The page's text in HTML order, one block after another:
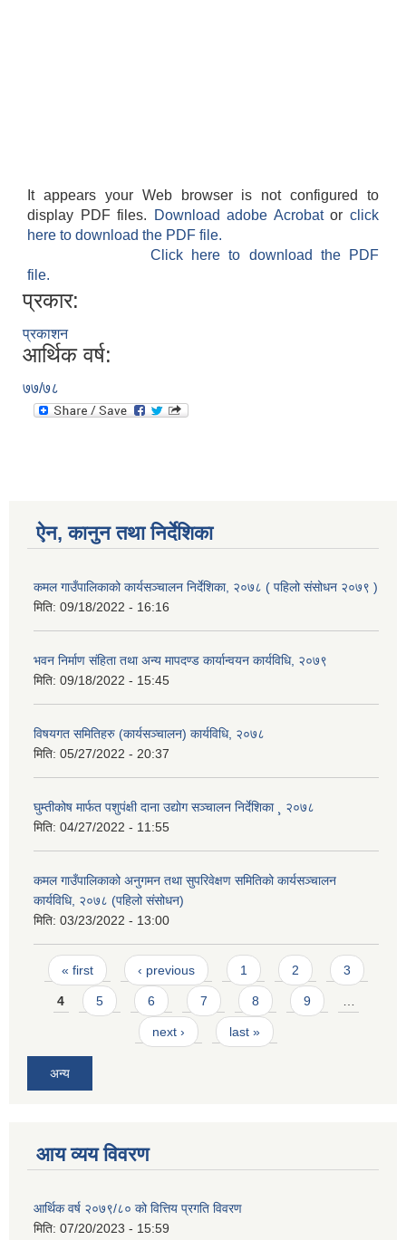
It appears your Web browser is not configured to
display PDF files.
Download adobe Acrobatorclick
here to download the PDF file.
Click here to download the PDF
file.
प्रकार:
प्रकाशन
आर्थिक वर्ष:
७७/७८
ऐन, कानुन तथा निर्देशिका
कमल गाउँपालिकाको कार्यसञ्‍चालन निर्देशिका, २०७८ ( पहिलो संसोधन २०७९ )
मिति: 09/18/2022 - 16:16
भवन निर्माण संहिता तथा अन्य मापदण्ड कार्यान्वयन कार्यविधि, २०७९
मिति: 09/18/2022 - 15:45
विषयगत समितिहरु (कार्यसञ्चालन) कार्यविधि, २०७८
मिति: 05/27/2022 - 20:37
घुम्तीकोष मार्फत पशुपंक्षी दाना उद्योग सञ्चालन निर्देशिका ¸ २०७८
मिति: 04/27/2022 - 11:55
कमल गाउँपालिकाको अनुगमन तथा सुपरिवेक्षण समितिको कार्यसञ्चालन
कार्यविधि, २०७८ (पहिलो संसोधन)
मिति: 03/23/2022 - 13:00
Pages
« first ‹ previous 1 2 3
4 5 6 7 8 9
next › last »
अन्य
आय व्यय विवरण
आर्थिक वर्ष २०७९/८० को वित्तिय प्रगति विवरण
मिति: 07/20/2023 - 15:59